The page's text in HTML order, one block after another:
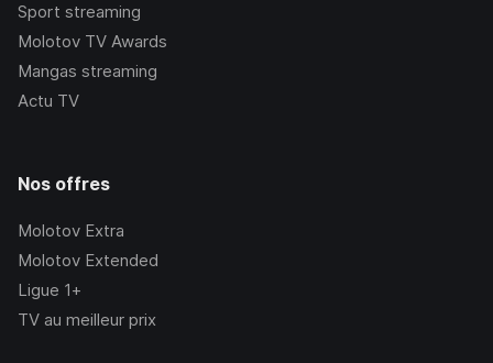
Sport streaming
Molotov TV Awards
Mangas streaming
Actu TV
Nos offres
Molotov Extra
Molotov Extended
Ligue 1+
TV au meilleur prix